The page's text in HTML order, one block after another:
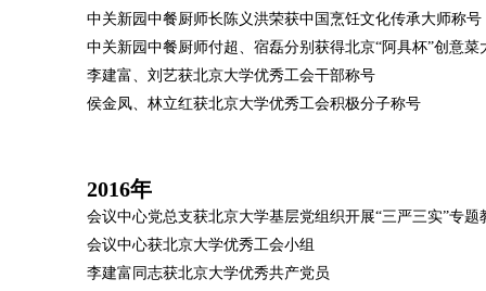
中关新园中餐厨师长陈义洪荣获中国烹饪文化传承大师称号
中关新园中餐厨师付超、宿磊分别获得北京“阿具杯”创意菜
李建富、刘艺获北京大学优秀工会干部称号
侯金凤、林立红获北京大学优秀工会积极分子称号
2016年
会议中心党总支获北京大学基层党组织开展“三严三实”专
会议中心获北京大学优秀工会小组
李建富同志获北京大学优秀共产党员